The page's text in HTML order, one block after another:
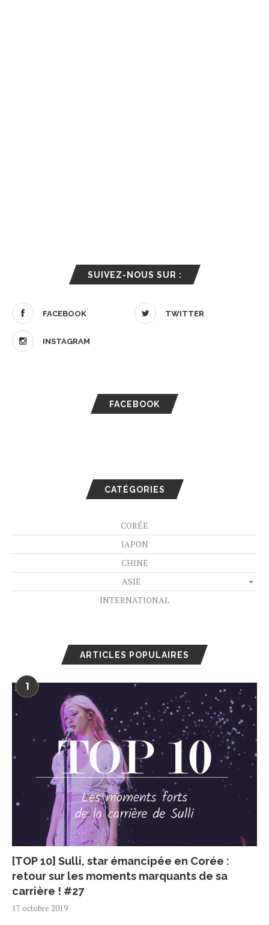
SUIVEZ-NOUS SUR :
FACEBOOK TWITTER
INSTAGRAM
FACEBOOK
CATÉGORIES
CORÉE
JAPON
CHINE
ASIE
INTERNATIONAL
ARTICLES POPULAIRES
1
[TOP 10] Sulli, star émancipée en Corée :
retour sur les moments marquants de sa
carrière ! #27
17 octobre 2019